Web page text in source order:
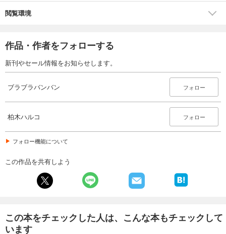
閲覧環境
作品・作者をフォローする
新刊やセール情報をお知らせします。
ブラブラバンバン フォロー
柏木ハルコ フォロー
フォロー機能について
この作品を共有しよう
この本をチェックした人は、こんな本もチェックして
います